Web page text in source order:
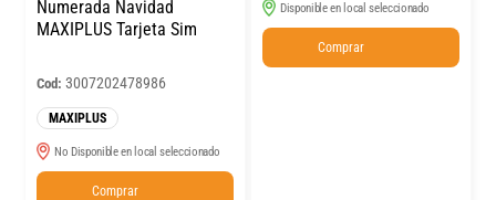
Numerada Navidad
MAXIPLUS Tarjeta Sim
Cod: 3007202478986
MAXIPLUS
No Disponible en local seleccionado
Comprar
Disponible en local seleccionado
Comprar